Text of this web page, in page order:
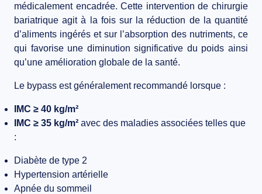
médicalement encadrée. Cette intervention dechirurgie
bariatrique agit à la fois sur la réduction de la quantité
d’aliments ingérés et sur l’absorption des nutriments, ce
qui favorise une diminution significative du poids ainsi
qu’une amélioration globale de la santé.
Le bypass est généralement recommandé lorsque :
IMC ≥ 40 kg/m²
IMC ≥ 35 kg/m² avec des maladies associées telles que
:
Diabète de type 2
Hypertension artérielle
Apnée du sommeil